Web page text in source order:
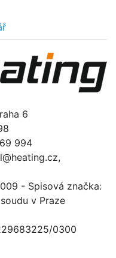
6
994
- Spisová značka:
v Praze
0300